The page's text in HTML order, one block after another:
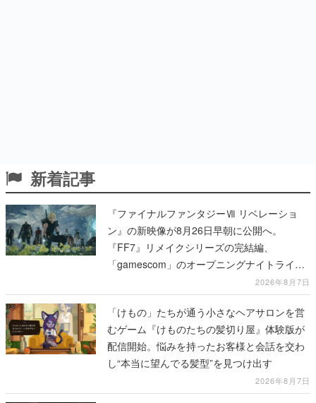
新着記事
『ファイナルファンタジーⅦ リベレーショ
ン』の新映像が8月26日早朝に公開へ。
『FF7』リメイクシリーズの完結編、
「gamescom」のオープニングナイトライブ
にてディレクターの浜口直樹氏が登壇する予
定
2026年8月7日
「けもの」たちが通う小さなヘアサロンを営
むゲーム『けものたちの髪切り屋』体験版が
配信開始。悩みを持ったお客様と会話を交わ
し“本当に望んでる髪型”を見つけ出す
2026年8月7日